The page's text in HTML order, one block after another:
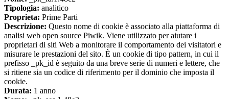
Tipologia: analitico
Proprieta: Prime Parti
Descrizione: Questo nome di cookie è associato alla piattaforma di
analisi web open source Piwik. Viene utilizzato per aiutare i
proprietari di siti Web a monitorare il comportamento dei visitatori e
misurare le prestazioni del sito. È un cookie di tipo pattern, in cui il
prefisso _pk_id è seguito da una breve serie di numeri e lettere, che
si ritiene sia un codice di riferimento per il dominio che imposta il
cookie.
Durata: 1 anno